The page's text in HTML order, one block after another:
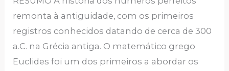
remonta à antiguidade, com os primeiros
registros conhecidos datando de cerca de 300
a.C. na Grécia antiga. O matemático grego
Euclides foi um dos primeiros a abordar os